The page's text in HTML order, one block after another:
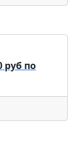
руб по